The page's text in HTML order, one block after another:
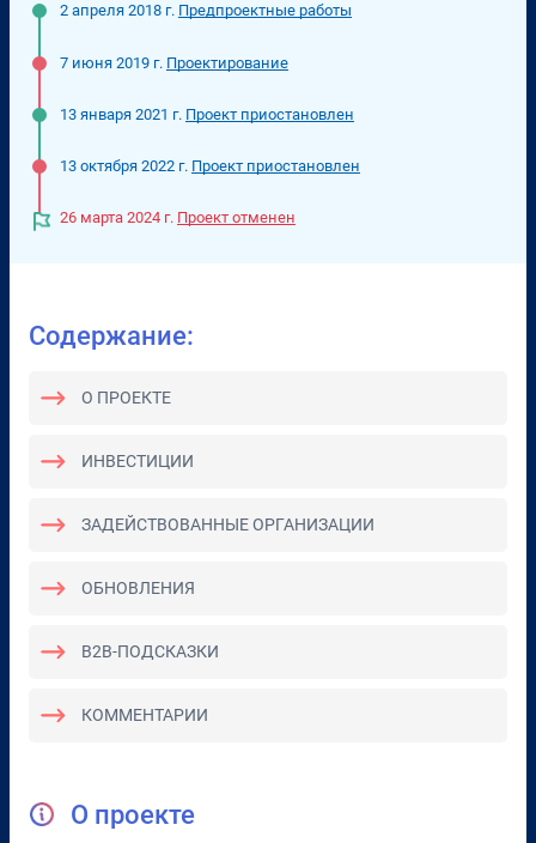
2 апреля 2018 г. Предпроектные работы
7 июня 2019 г. Проектирование
13 января 2021 г. Проект приостановлен
13 октября 2022 г. Проект приостановлен
26 марта 2024 г. Проект отменен
Содержание:
О ПРОЕКТЕ
ИНВЕСТИЦИИ
ЗАДЕЙСТВОВАННЫЕ ОРГАНИЗАЦИИ
ОБНОВЛЕНИЯ
B2B-ПОДСКАЗКИ
КОММЕНТАРИИ
О проекте